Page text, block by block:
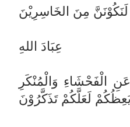
لَنَكُوْنَنَّ مِنَ الخَاسِرِيْنَ
عِبَادَ اللهِ
الْفَحْشَاءِ وَالْمُنْكَرِ
لَعَلَّكُمْ تَذَكَّرُوْنَ